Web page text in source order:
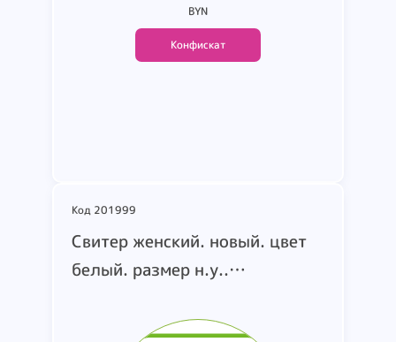
BYN
Конфискат
Код 201999
Cвитер женский. новый. цвет
белый. размер н.у..
т.м. J-CLAIR. страна